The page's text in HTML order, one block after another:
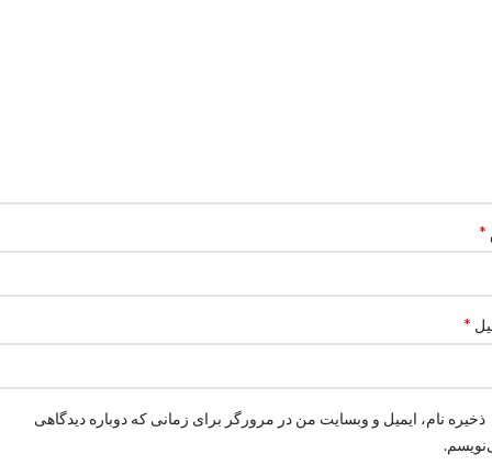
*
*
ذخیره نام، ایمیل و وبسایت من در مرورگر برای زمانی که دوباره دیدگاهی